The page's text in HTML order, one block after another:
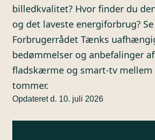
billedkvalitet? Hvor finder du
og det laveste energiforbrug? Se
Forbrugerrådet Tænks
bedømmelser og anbefalinger
fladskærme og smart-tv mellem
tommer.
Opdateret d. 10. juli 2026